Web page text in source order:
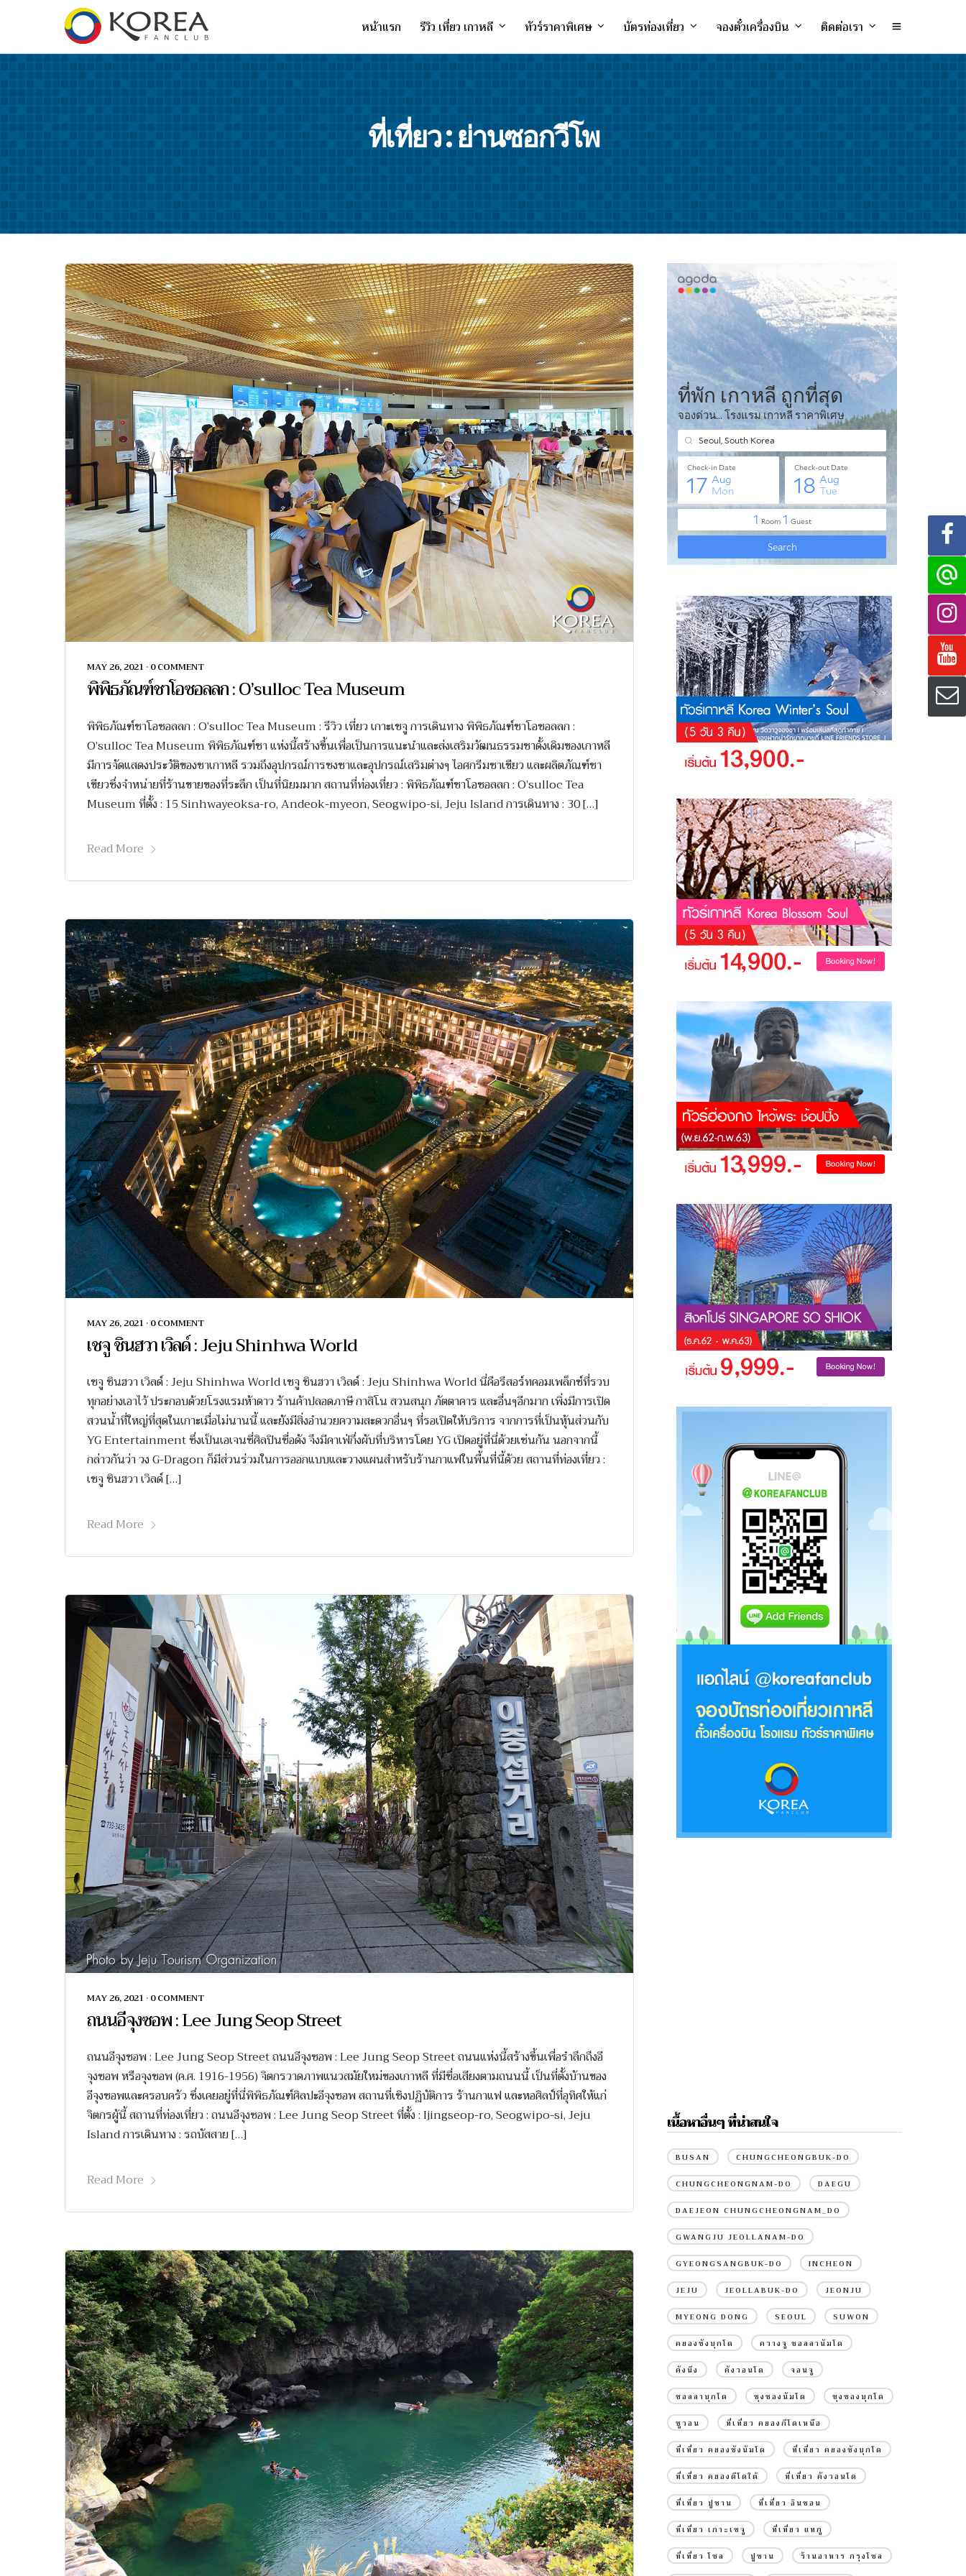
หน้าแรก รีวิว เที่ยว เกาหลี ทัวร์ราคาพิเศษ บัตรท่องเที่ยว จองตั๋วเครื่องบิน ติดต่อเรา
ที่เที่ยว : ย่านซอกวีโพ
MAY 26, 2021 • 0 COMMENT
พิพิธภัณฑ์ชาโอซอลลก : O’sulloc Tea Museum
พิพิธภัณฑ์ชาโอซอลลก : O’sulloc Tea Museum : รีวิว เที่ยว เกาะเชจู การเดินทาง พิพิธภัณฑ์ชาโอซอลลก :
O’sulloc Tea Museum พิพิธภัณฑ์ชา แห่งนี้สร้างขึ้นเพื่อเป็นการแนะนำและส่งเสริมวัฒนธรรมชาดั้งเดิมของเกาหลี
มีการจัดแสดงประวัติของชาเกาหลี รวมถึงอุปกรณ์การชงชาและอุปกรณ์เสริมต่างๆ ไอศกรีมชาเขียว และผลิตภัณฑ์ชา
เขียวซึ่งจำหน่ายที่ร้านขายของที่ระลึก เป็นที่นิยมมาก สถานที่ท่องเที่ยว : พิพิธภัณฑ์ชาโอซอลลก : O’sulloc Tea
Museum ที่ตั้ง : 15 Sinhwayeoksa-ro, Andeok-myeon, Seogwipo-si, Jeju Island การเดินทาง : 30 […]
Read More
MAY 26, 2021 • 0 COMMENT
เชจู ชินฮวา เวิลด์ : Jeju Shinhwa World
เชจู ชินฮวา เวิลด์ : Jeju Shinhwa World เชจู ชินฮวา เวิลด์ : Jeju Shinhwa World นี่คือรีสอร์ทคอมเพล็กซ์ที่รวบ
ทุกอย่างเอาไว้ ประกอบด้วยโรงแรมห้าดาว ร้านค้าปลอดภาษี กาสิโน สวนสนุก ภัตตาคาร และอื่นๆอีกมาก เพิ่งมีการเปิด
สวนน้ำที่ใหญ่ที่สุดในเกาะเมื่อไม่นานนี้ และยังมีสิ่งอำนวยความสะดวกอื่นๆ ที่รอเปิดให้บริการ จากการที่เป็นหุ้นส่วนกับ
YG Entertainment ซึ่งเป็นเอเจนซี่ศิลปินชื่อดัง จึงมีคาเฟ่กึ่งผับที่บริหารโดย YG เปิดอยู่ที่นี่ด้วยเช่นกัน นอกจากนี้
กล่าวกันว่า วง G-Dragon ก็มีส่วนร่วมในการออกแบบและวางแผนสำหรับร้านกาแฟในพื้นที่นี้ด้วย สถานที่ท่องเที่ยว :
เชจู ชินฮวา เวิลด์ […]
Read More
MAY 26, 2021 • 0 COMMENT
ถนนอีจุงซอพ : Lee Jung Seop Street
ถนนอีจุงซอพ : Lee Jung Seop Street ถนนอีจุงซอพ : Lee Jung Seop Street ถนนแห่งนี้สร้างขึ้นเพื่อรำลึกถึงอี
จุงซอพ หรือจุงซอพ (ค.ศ. 1916-1956) จิตกรวาดภาพแนวสมัยใหม่ของเกาหลี ที่มีชื่อเสียงตามถนนนี้ เป็นที่ตั้งบ้านของ
อีจุงซอพและครอบครัว ซึ่งเคยอยู่ที่นี่พิพิธภัณฑ์ศิลปะอีจุงซอพ สถานที่เชิงปฏิบัติการ ร้านกาแฟ และหอศิลป์ที่อุทิศให้แก่
จิตกรผู้นี้ สถานที่ท่องเที่ยว : ถนนอีจุงซอพ : Lee Jung Seop Street ที่ตั้ง : Ijingseop-ro, Seogwipo-si, Jeju
Island การเดินทาง : รถบัสสาย […]
Read More
เนื้อหาอื่นๆ ที่น่าสนใจ
BUSAN CHUNGCHEONGBUK-DO
CHUNGCHEONGNAM-DO DAEGU
DAEJEON CHUNGCHEONGNAM_DO
GWANGJU JEOLLANAM-DO
GYEONGSANGBUK-DO INCHEON
JEJU JEOLLABUK-DO JEONJU
MYEONG DONG SEOUL SUWON
คยองซังบุกโด ควางจู ชอลลานัมโด
คังนึง คังวอนโด จอนจู
ชอลลาบุกโด ชุงชองนัมโด ชุงชองบุกโด
ซูวอน ที่เที่ยว คยองกีโดเหนือ
ที่เที่ยว คยองซังนัมโด ที่เที่ยว คยองซังบุกโด
ที่เที่ยว คยองดีโดใต้ ที่เที่ยว คังวอนโด
ที่เที่ยว ปูซาน ที่เที่ยว อินชอน
ที่เที่ยว เกาะเชจู ที่เที่ยว แทกู
ที่เที่ยว โซล ปูซาน ร้านอาหาร กรุงโซล